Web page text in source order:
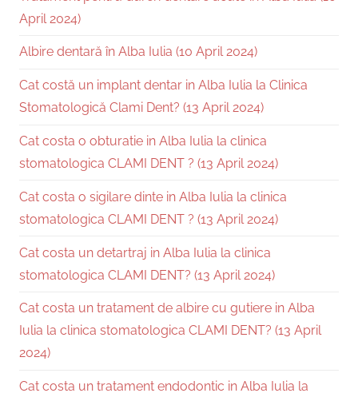
April 2024)
Albire dentară în Alba Iulia (10 April 2024)
Cat costă un implant dentar in Alba Iulia la Clinica
Stomatologică Clami Dent? (13 April 2024)
Cat costa o obturatie in Alba Iulia la clinica
stomatologica CLAMI DENT ? (13 April 2024)
Cat costa o sigilare dinte in Alba Iulia la clinica
stomatologica CLAMI DENT ? (13 April 2024)
Cat costa un detartraj in Alba Iulia la clinica
stomatologica CLAMI DENT? (13 April 2024)
Cat costa un tratament de albire cu gutiere in Alba
Iulia la clinica stomatologica CLAMI DENT? (13 April
2024)
Cat costa un tratament endodontic in Alba Iulia la